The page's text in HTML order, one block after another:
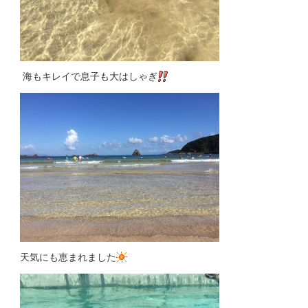
海もキレイで息子も大はしゃぎ
天気にも恵まれました